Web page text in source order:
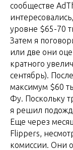
сообществе
уровне $65-70
Затем я
или две они
кратного
сентябрь).
максимум $60
Фу. Поскольку
я решил
Еще через
Flippers,
комиссии. Они